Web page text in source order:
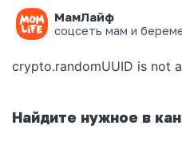
МамЛайф
соцсеть мам и
Ошибка на
crypto.randomUUID is not
Найдите нужное в